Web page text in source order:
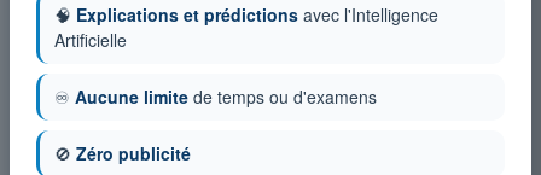
🧠 Explications et prédictions avec l'Intelligence
Artificielle
♾️ Aucune limite de temps ou d'examens
🚫 Zéro publicité